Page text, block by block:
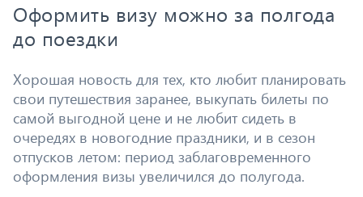
Оформить визу можно за полгода
до поездки
Хорошая новость для тех, кто любит планировать
свои путешествия заранее, выкупать билеты по
самой выгодной цене и не любит сидеть в
очередях в новогодние праздники, и в сезон
отпусков летом: период заблаговременного
оформления визы увеличился до полугода.